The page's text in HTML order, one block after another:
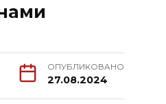
ОПУБЛИКОВАНО
27.08.2024